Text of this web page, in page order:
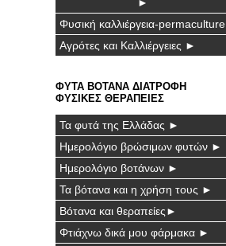
Φυσική καλλιέργεια-permaculture
Αγρότες και Καλλιέργειες ►
ΦΥΤΑ ΒΟΤΑΝΑ ΔΙΑΤΡΟΦΗ
ΦΥΣΙΚΕΣ ΘΕΡΑΠΕΙΕΣ
Τα φυτά της Ελλάδας ►
Ημερολόγιο βρώσιμων φυτών ►
Ημερολόγιο βοτάνων ►
Τα βότανα και η χρήση τους ►
Βότανα και θεραπείες►
Φτιάχνω δικά μου φάρμακα ►